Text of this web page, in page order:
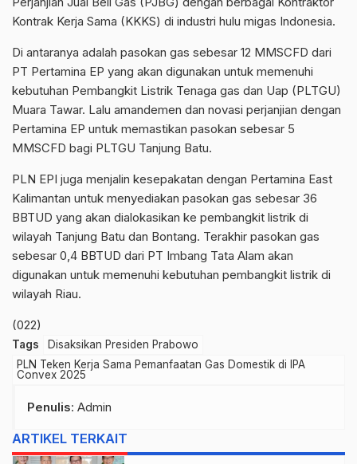
Kontrak Kerja Sama (KKKS) di industri hulu migas Indonesia.
Di antaranya adalah pasokan gas sebesar 12 MMSCFD dari
PT Pertamina EP yang akan digunakan untuk memenuhi
kebutuhan Pembangkit Listrik Tenaga gas dan Uap (PLTGU)
Muara Tawar. Lalu amandemen dan novasi perjanjian dengan
Pertamina EP untuk memastikan pasokan sebesar 5
MMSCFD bagi PLTGU Tanjung Batu.
PLN EPI juga menjalin kesepakatan dengan Pertamina East
Kalimantan untuk menyediakan pasokan gas sebesar 36
BBTUD yang akan dialokasikan ke pembangkit listrik di
wilayah Tanjung Batu dan Bontang. Terakhir pasokan gas
sebesar 0,4 BBTUD dari PT Imbang Tata Alam akan
digunakan untuk memenuhi kebutuhan pembangkit listrik di
wilayah Riau.
(022)
Tags
Disaksikan Presiden Prabowo
PLN Teken Kerja Sama Pemanfaatan Gas Domestik di IPA
Convex 2025
Penulis: Admin
ARTIKEL TERKAIT